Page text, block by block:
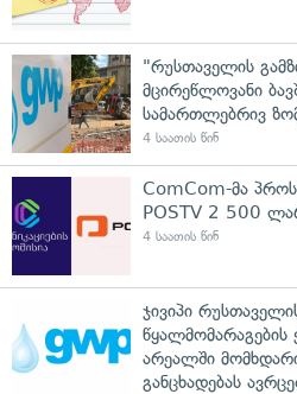
"რუსთაველის
მცირეწლოვანი
სამართლებრივ
4 საათის წინ
ComCom-მა
POSTV 2 500
4 საათის წინ
ჯივიპი
წყალმომარაგების
არეალში
განცხადებას